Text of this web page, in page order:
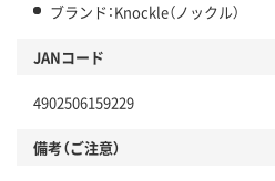
ブランド：Knockle（ノックル）
JANコード
4902506159229
備考（ご注意）